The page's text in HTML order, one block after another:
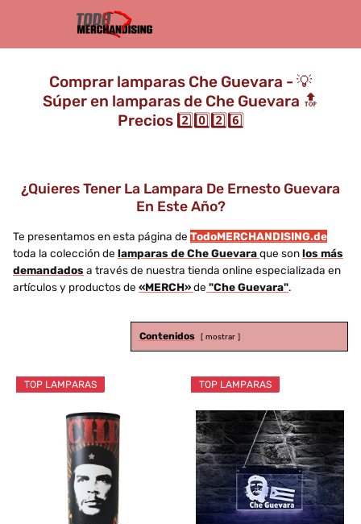
Comprar lamparas Che Guevara - 💡
Súper en lamparas de Che Guevara 🔝
Precios 2️⃣0️⃣2️⃣6️⃣
¿Quieres Tener La Lampara De Ernesto Guevara
En Este Año?
Te presentamos en esta página de TodoMERCHANDISING.de
toda la colección de lamparas de Che Guevaraque sonlos más
demandados a través de nuestra tienda online especializada en
artículos y productos de «MERCH»de "Che Guevara".
Contenidos mostrar
TOP LAMPARAS TOP LAMPARAS